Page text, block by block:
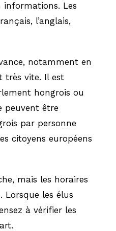
Les
l’anglais,
notamment en
très vite. Il est
hongrois ou
peuvent être
par personne
citoyens européens
mais les horaires
Lorsque les élus
à vérifier les